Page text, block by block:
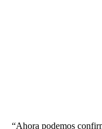
“Ahora podemos